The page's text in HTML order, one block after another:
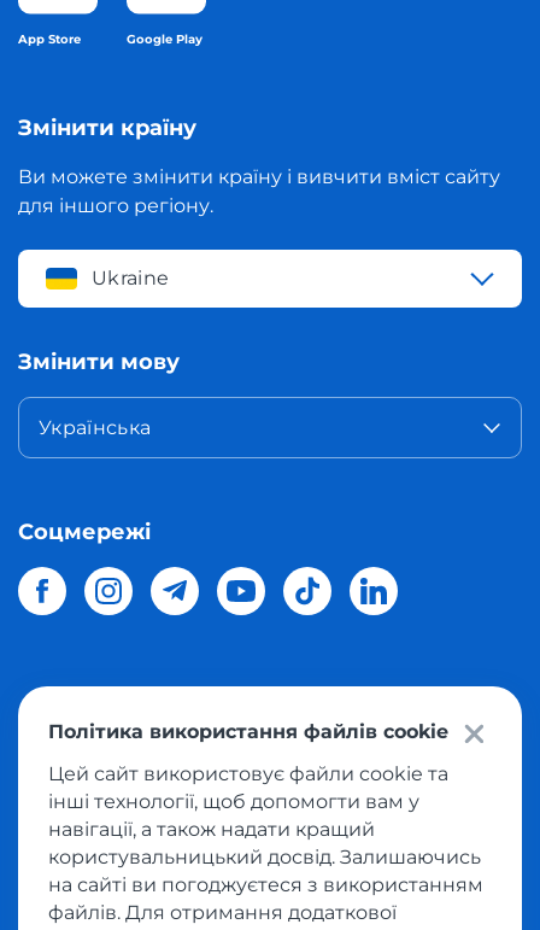
App Store Google Play
Змінити країну
Ви можете змінити країну і вивчити вміст сайту
для іншого регіону.
Ukraine
Змінити мову
Українська
Соцмережі
магазинів світу в Україну.Всі права захищені
Політика конфіденційності
Публічна оферта
Умови користування сервісом викупу товарів
Політика використання файлів cookie
Цей сайт використовує файли cookie та
інші технології, щоб допомогти вам у
навігації, а також надати кращий
користувальницький досвід. Залишаючись
на сайті ви погоджуєтеся з використанням
файлів. Для отримання додаткової